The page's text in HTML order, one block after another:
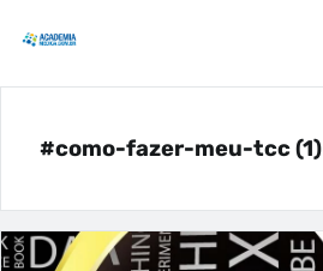
#como-fazer-meu-tcc (1)